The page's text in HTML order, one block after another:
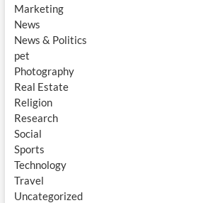
Marketing
News
News & Politics
pet
Photography
Real Estate
Religion
Research
Social
Sports
Technology
Travel
Uncategorized